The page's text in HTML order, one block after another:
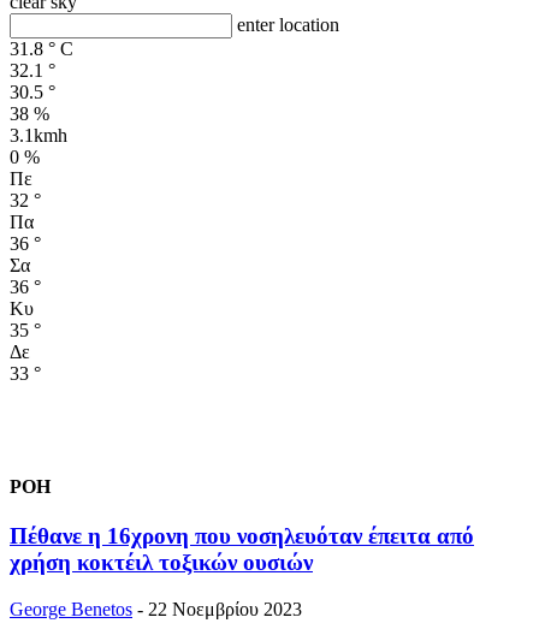
enter location
31.8 ° C
32.1 °
30.5 °
38 %
3.1kmh
0 %
Πε
32 °
Πα
36 °
Σα
36 °
Κυ
35 °
Δε
33 °
ΡΟΗ
Πέθανε η 16χρονη που νοσηλευόταν έπειτα από
χρήση κοκτέιλ τοξικών ουσιών
George Benetos - 22 Νοεμβρίου 2023